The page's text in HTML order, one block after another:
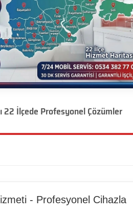
22 İlçede Profesyonel Çözümler
- Profesyonel Cihazla